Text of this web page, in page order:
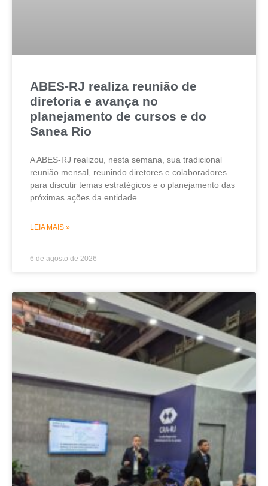
ABES-RJ realiza reunião de
diretoria e avança no
planejamento de cursos e do
Sanea Rio
A ABES-RJ realizou, nesta semana, sua tradicional
reunião mensal, reunindo diretores e colaboradores
para discutir temas estratégicos e o planejamento das
próximas ações da entidade.
LEIA MAIS »
6 de agosto de 2026